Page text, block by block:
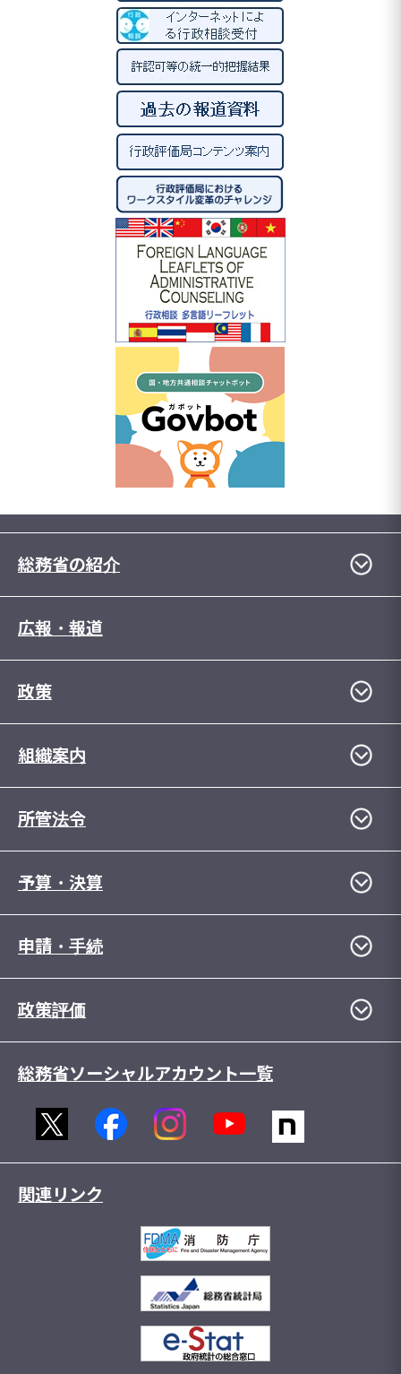
総務省の紹介
広報・報道
政策
組織案内
所管法令
予算・決算
申請・手続
政策評価
総務省ソーシャルアカウント一覧
関連リンク